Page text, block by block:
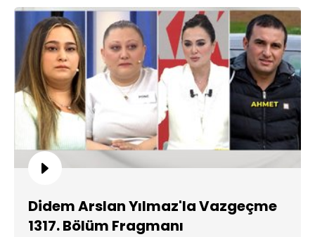
Didem Arslan Yılmaz'la Vazgeçme
1317. Bölüm Fragmanı